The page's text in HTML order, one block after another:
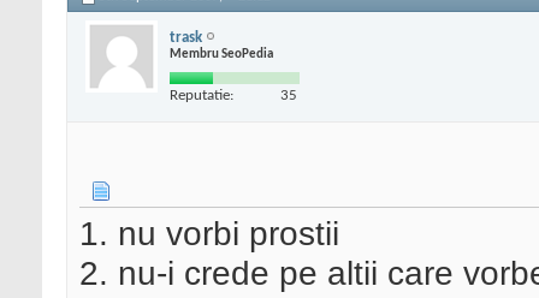
trask
Membru SeoPedia
Reputatie: 35
1. nu vorbi prostii
2. nu-i crede pe altii care